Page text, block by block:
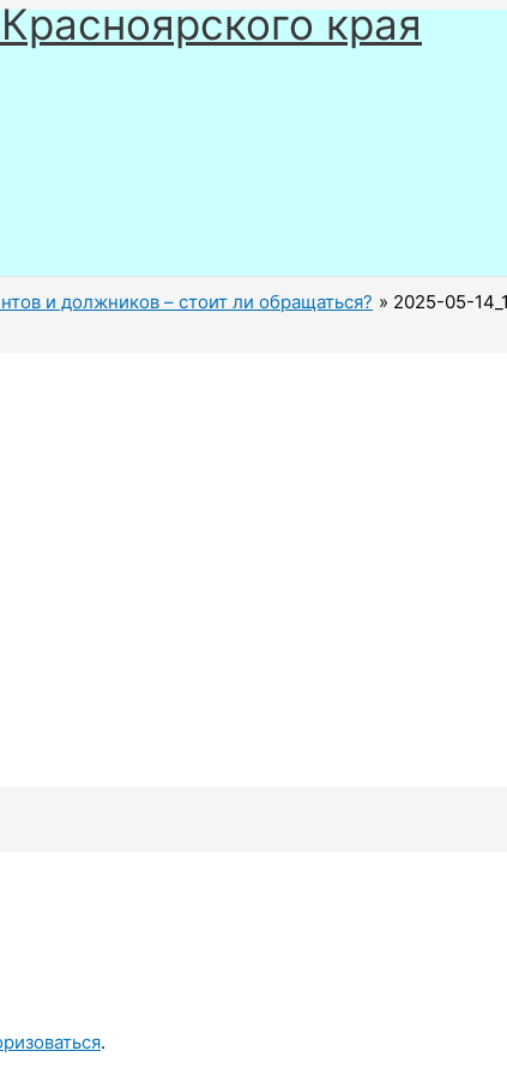
края
и должников – стоит ли обращаться? 2025-05-
.